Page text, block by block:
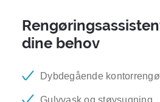
dine behov
Dybdegående
Gulvvask og støvsugning